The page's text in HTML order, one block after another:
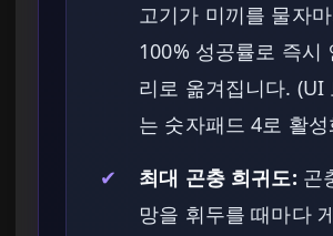
고기가 미끼를 물자
100% 성공률로 즉시
리로 옮겨집니다. (UI
는 숫자패드 4로 활성
✔
최대 곤충 희귀도: 곤
망을 휘두를 때마다